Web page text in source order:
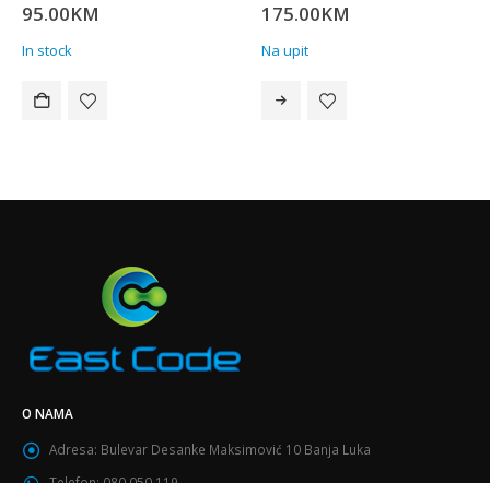
95.00KM
In stock
175.00KM
Na upit
O NAMA
Adresa: Bulevar Desanke Maksimović 10 Banja Luka